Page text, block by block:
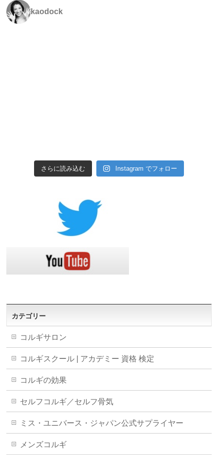
kaodock
さらに読み込む Instagram でフォロー
カテゴリー
コルギサロン
コルギスクール | アカデミー 資格 検定
コルギの効果
セルフコルギ／セルフ骨気
ミス・ユニバース・ジャパン公式サプライヤー
メンズコルギ